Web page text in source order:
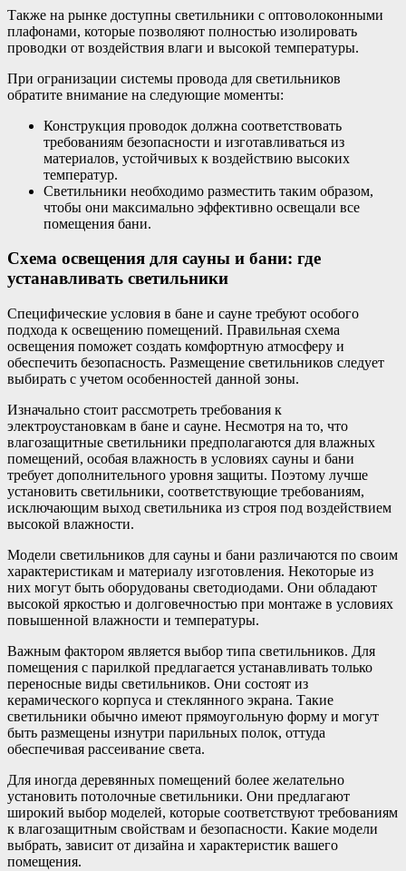
Также на рынке доступны светильники с оптоволоконными
плафонами, которые позволяют полностью изолировать
проводки от воздействия влаги и высокой температуры.
При огранизации системы провода для светильников
обратите внимание на следующие моменты:
Конструкция проводок должна соответствовать
требованиям безопасности и изготавливаться из
материалов, устойчивых к воздействию высоких
температур.
Светильники необходимо разместить таким образом,
чтобы они максимально эффективно освещали все
помещения бани.
Схема освещения для сауны и бани: где
устанавливать светильники
Специфические условия в бане и сауне требуют особого
подхода к освещению помещений. Правильная схема
освещения поможет создать комфортную атмосферу и
обеспечить безопасность. Размещение светильников следует
выбирать с учетом особенностей данной зоны.
Изначально стоит рассмотреть требования к
электроустановкам в бане и сауне. Несмотря на то, что
влагозащитные светильники предполагаются для влажных
помещений, особая влажность в условиях сауны и бани
требует дополнительного уровня защиты. Поэтому лучше
установить светильники, соответствующие требованиям,
исключающим выход светильника из строя под воздействием
высокой влажности.
Модели светильников для сауны и бани различаются по своим
характеристикам и материалу изготовления. Некоторые из
них могут быть оборудованы светодиодами. Они обладают
высокой яркостью и долговечностью при монтаже в условиях
повышенной влажности и температуры.
Важным фактором является выбор типа светильников. Для
помещения с парилкой предлагается устанавливать только
переносные виды светильников. Они состоят из
керамического корпуса и стеклянного экрана. Такие
светильники обычно имеют прямоугольную форму и могут
быть размещены изнутри парильных полок, оттуда
обеспечивая рассеивание света.
Для иногда деревянных помещений более желательно
установить потолочные светильники. Они предлагают
широкий выбор моделей, которые соответствуют требованиям
к влагозащитным свойствам и безопасности. Какие модели
выбрать, зависит от дизайна и характеристик вашего
помещения.